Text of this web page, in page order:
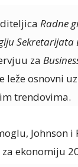
Radne
Sekretarijata
za
leže osnovni
trendovima.
Johnson
ekonomiju